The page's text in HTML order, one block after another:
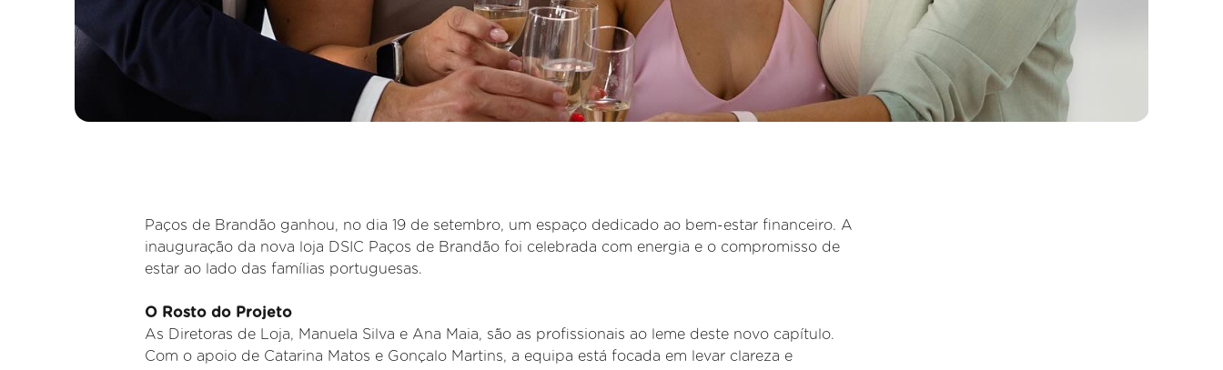
Paços de Brandão ganhou, no dia 19 de setembro, um espaço dedicado ao bem-estar financeiro. A
inauguração da nova loja DSIC Paços de Brandão foi celebrada com energia e o compromisso de
estar ao lado das famílias portuguesas.
O Rosto do Projeto
As Diretoras de Loja, Manuela Silva e Ana Maia, são as profissionais ao leme deste novo capítulo.
Com o apoio de Catarina Matos e Gonçalo Martins, a equipa está focada em levar clareza e